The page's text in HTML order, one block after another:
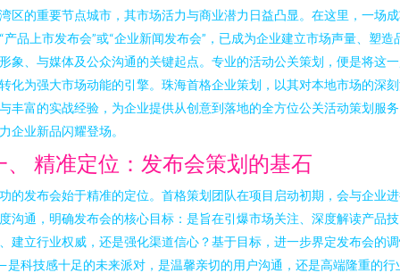
区的重要节点城市，其市场活力与商业潜力日益凸显。在这里，一场
产品上市发布会”或“企业新闻发布会”，已成为企业建立市场声量、塑造
象、与媒体及公众沟通的关键起点。专业的活动公关策划，便是将这
化为强大市场动能的引擎。珠海首格企业策划，以其对本地市场的深
丰富的实战经验，为企业提供从创意到落地的全方位公关活动策划服
企业新品闪耀登场。
、 精准定位：发布会策划的基石
的发布会始于精准的定位。首格策划团队在项目启动初期，会与企业
沟通，明确发布会的核心目标：是旨在引爆市场关注、深度解读产品技
建立行业权威，还是强化渠道信心？基于目标，进一步界定发布会的
科技感十足的未来派对，是温馨亲切的用户沟通，还是高端隆重的行